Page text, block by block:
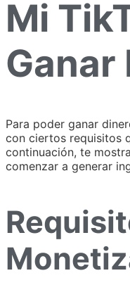
Mi
Ganar
Para poder ganar
con ciertos requisitos
continuación, te
comenzar a generar